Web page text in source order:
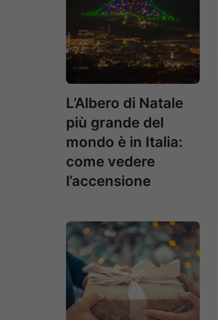
L’Albero di Natale
più grande del
mondo è in Italia:
come vedere
l’accensione